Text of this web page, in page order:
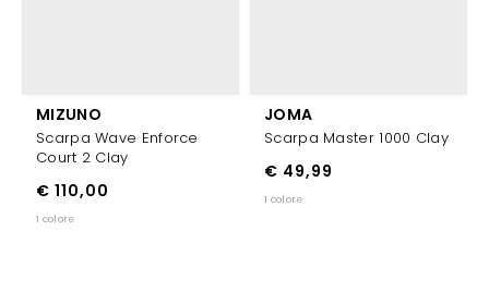
MIZUNO
Scarpa Wave Enforce
Court 2 Clay
€ 110,00
1 colore
JOMA
Scarpa Master 1000 Clay
€ 49,99
1 colore